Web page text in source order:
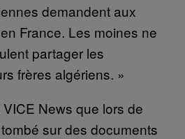
demandent aux
France. Les moines ne
partager les
frères algériens. »
News que lors de
sur des documents